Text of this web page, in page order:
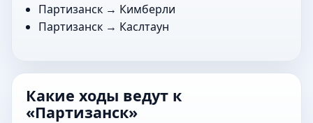
Партизанск → Кимберли
Партизанск → Каслтаун
Какие ходы ведут к
«Партизанск»